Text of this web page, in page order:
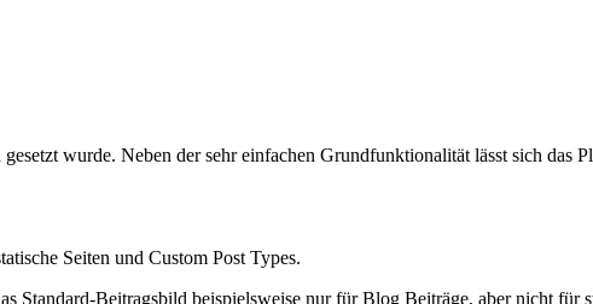
wurde. Neben der sehr einfachen Grundfunktionalität lässt sich das
Seiten und Custom Post Types.
Standard-Beitragsbild beispielsweise nur für Blog Beiträge, aber nicht für